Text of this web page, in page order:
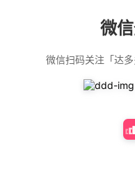
微
微信扫码关注「达
公仔牌顽渍净洗
污渍除菌除螨3倍
净厨房油烟机去
重油污去油王污